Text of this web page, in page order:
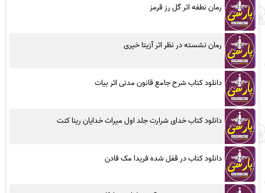
رمان نطفه اثر گل رز قرمز
رمان نشسته در نظر اثر آزیتا خیری
دانلود کتاب شرح جامع قانون مدنی اثر بیات
دانلود کتاب خدای شرارت جلد اول میراث خدایان رینا کنت
دانلود کتاب در قفل شده فریدا مک فادن